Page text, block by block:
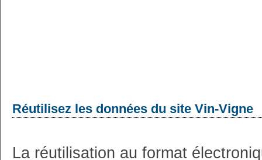
Réutilisez les données du site Vin-Vigne
La réutilisation au format